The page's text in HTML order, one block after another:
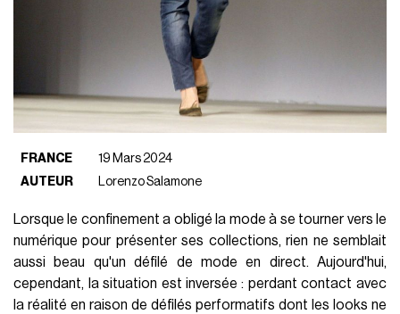
FRANCE
19 Mars 2024
AUTEUR
Lorenzo Salamone
Lorsque le confinement a obligé la mode à se tourner vers le
numérique pour présenter ses collections, rien ne semblait
aussi beau qu'un défilé de mode en direct. Aujourd'hui,
cependant, la situation est inversée : perdant contact avec
la réalité en raison de défilés performatifs dont les looks ne